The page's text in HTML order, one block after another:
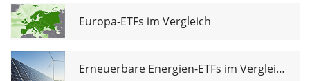
Europa-ETFs im Vergleich
Erneuerbare Energien-ETFs im Vergleich